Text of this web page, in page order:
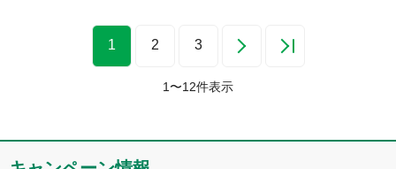
1 2 3
1 〜12件表示